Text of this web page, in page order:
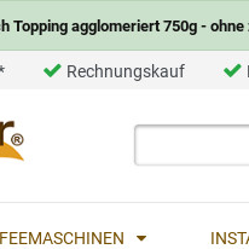
Topping agglomeriert 750g -
Rechnungskauf